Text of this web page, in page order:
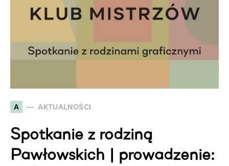
A AKTUALNOŚCI
Spotkanie z rodziną
Pawłowskich | prowadzenie: